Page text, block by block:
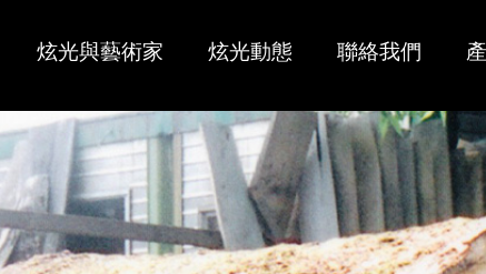
大師傑作 炫光古箏
炫光與藝術家 炫光動態 聯絡我們
經銷商